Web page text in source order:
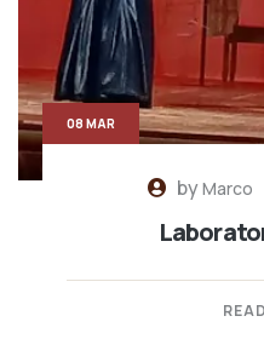
byMarco
08 MAR